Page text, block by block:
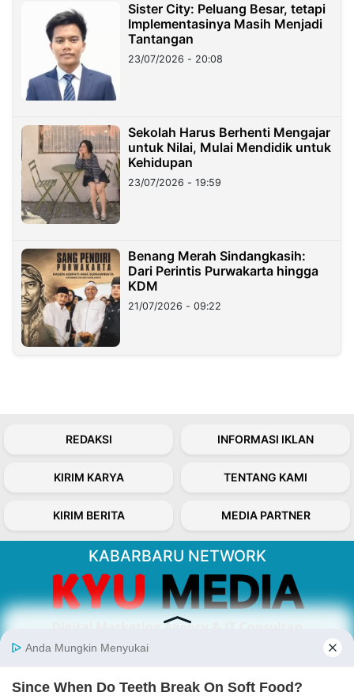
Sister City: Peluang Besar, tetapi
Implementasinya Masih Menjadi
Tantangan
23/07/2026 - 20:08
Sekolah Harus Berhenti Mengajar
untuk Nilai, Mulai Mendidik untuk
Kehidupan
23/07/2026 - 19:59
Benang Merah Sindangkasih:
Dari Perintis Purwakarta hingga
KDM
21/07/2026 - 09:22
REDAKSI INFORMASI IKLAN
KIRIM KARYA TENTANG KAMI
KIRIM BERITA MEDIA PARTNER
KABARBARU NETWORK
About Our Kabarbaru.co
inspiratif dari sudut pandang berbaik sangka